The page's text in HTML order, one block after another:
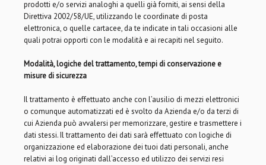
prodotti e/o servizi analoghi a quelli già forniti, ai sensi della
Direttiva 2002/58/UE, utilizzando le coordinate di posta
elettronica, o quelle cartacee, da te indicate in tali occasioni alle
quali potrai opporti con le modalità e ai recapiti nel seguito.
Modalità, logiche del trattamento, tempi di conservazione e
misure di sicurezza
Il trattamento è effettuato anche con l’ausilio di mezzi elettronici
o comunque automatizzati ed è svolto da Azienda e/o da terzi di
cui Azienda può avvalersi per memorizzare, gestire e trasmettere i
dati stessi. Il trattamento dei dati sarà effettuato con logiche di
organizzazione ed elaborazione dei tuoi dati personali, anche
relativi ai log originati dall’accesso ed utilizzo dei servizi resi